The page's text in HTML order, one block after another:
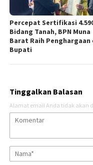
Percepat Sertifikasi
Bidang Tanah, BPN Muna
Barat Raih Penghargaan
Bupati
Tinggalkan Balasan
Alamat email Anda tidak akan